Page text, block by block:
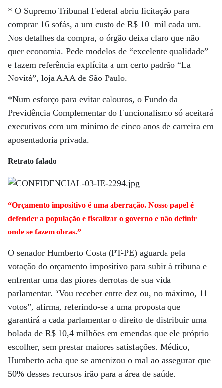
* O Supremo Tribunal Federal abriu licitação para
comprar 16 sofás, a um custo de R$ 10 mil cada um.
Nos detalhes da compra, o órgão deixa claro que não
quer economia. Pede modelos de “excelente qualidade”
e fazem referência explícita a um certo padrão “La
Novitá”, loja AAA de São Paulo.
*Num esforço para evitar calouros, o Fundo da
Previdência Complementar do Funcionalismo só aceitará
executivos com um mínimo de cinco anos de carreira em
aposentadoria privada.
Retrato falado
“Orçamento impositivo é uma aberração. Nosso papel é
defender a população e fiscalizar o governo e não definir
onde se fazem obras.”
O senador Humberto Costa (PT-PE) aguarda pela
votação do orçamento impositivo para subir à tribuna e
enfrentar uma das piores derrotas de sua vida
parlamentar. “Vou receber entre dez ou, no máximo, 11
votos”, afirma, referindo-se a uma proposta que
garantirá a cada parlamentar o direito de distribuir uma
bolada de R$ 10,4 milhões em emendas que ele próprio
escolher, sem prestar maiores satisfações. Médico,
Humberto acha que se amenizou o mal ao assegurar que
50% desses recursos irão para a área de saúde.